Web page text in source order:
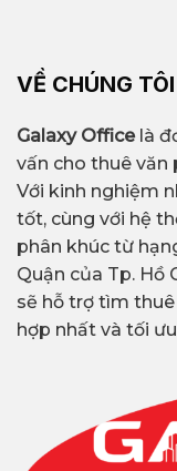
VỀ CHÚNG TÔI
Galaxy Officelà
vấn cho thuê văn
Với kinh nghiệm
tốt, cùng với hệ
phân khúc từ
Quận của Tp. Hồ
sẽ hỗ trợ tìm
hợp nhất và tối